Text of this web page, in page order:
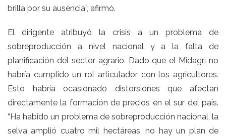
brilla por su ausencia”, afirmó.
El dirigente atribuyó la crisis a un problema de
sobreproducción a nivel nacional y a la falta de
planificación del sector agrario. Dado que el Midagri no
habría cumplido un rol articulador con los agricultores.
Esto habría ocasionado distorsiones que afectan
directamente la formación de precios en el sur del país.
“Ha habido un problema de sobreproducción nacional, la
selva amplió cuatro mil hectáreas, no hay un plan de